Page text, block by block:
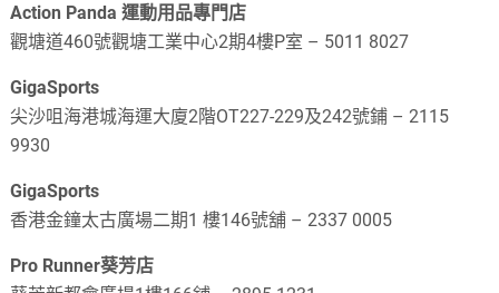
Action Panda 運動用品專門店
觀塘道460號觀塘工業中心2期4樓P室 – 5011 8027
GigaSports
尖沙咀海港城海運大廈2階OT227-229及242號鋪 – 2115
9930
GigaSports
香港金鐘太古廣場二期1 樓146號舖 – 2337 0005
Pro Runner葵芳店